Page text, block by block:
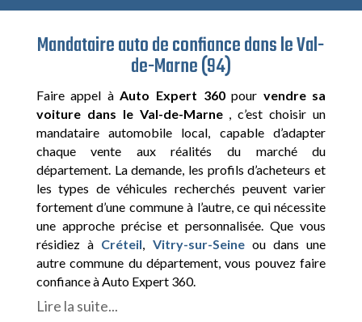
Mandataire auto de confiance dans le Val-
de-Marne (94)
Faire appel à Auto Expert 360pour vendre sa
voiture dans le Val-de-Marne, c’est choisir un
mandataire automobile local, capable d’adapter
chaque vente aux réalités du marché du
département. La demande, les profils d’acheteurs et
les types de véhicules recherchés peuvent varier
fortement d’une commune à l’autre, ce qui nécessite
une approche précise et personnalisée. Que vous
résidiez à Créteil Vitry-sur-Seineou dans une
autre commune du département, vous pouvez faire
confiance à Auto Expert 360.
Lire la suite...